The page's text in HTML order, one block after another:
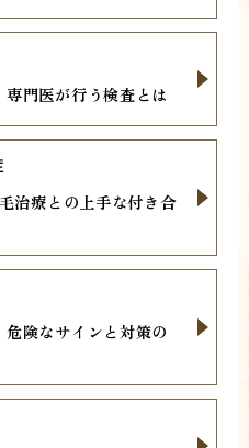
門医が行う検査とは
治療との上手な付き合
険なサインと対策の